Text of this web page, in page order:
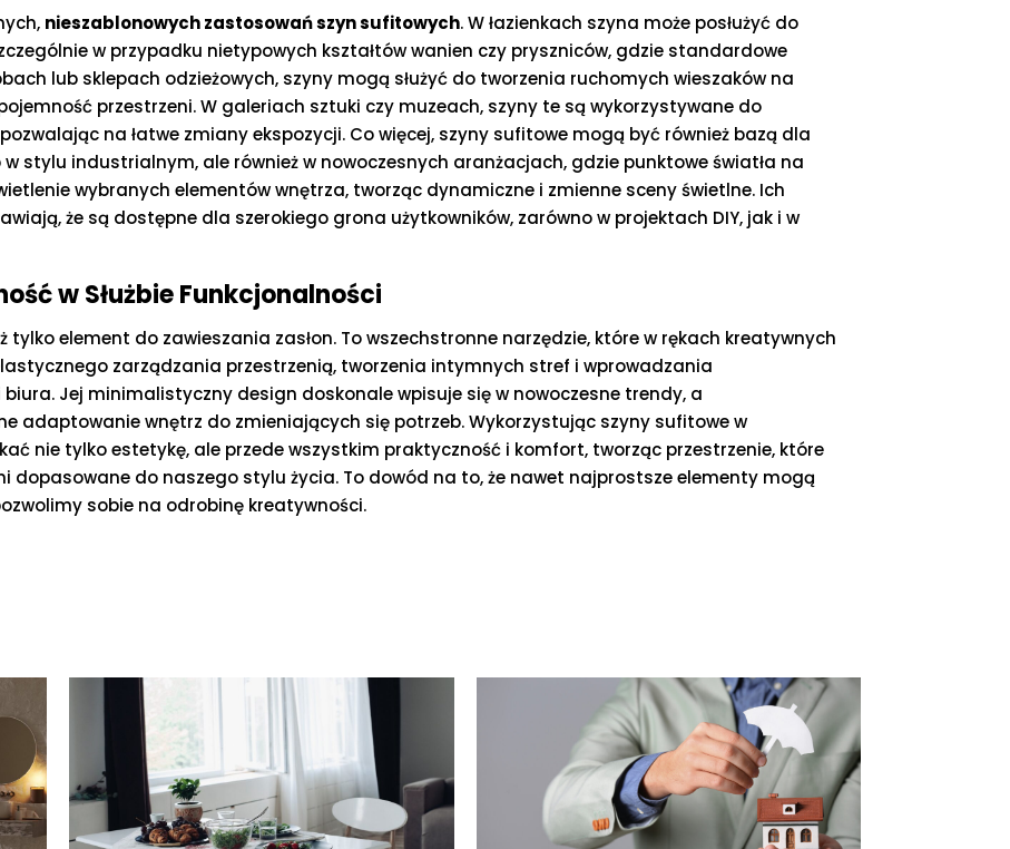
nieszablonowych zastosowań szyn sufitowych. W łazienkach szyna może posłużyć do
w przypadku nietypowych kształtów wanien czy pryszniców, gdzie standardowe
lub sklepach odzieżowych, szyny mogą służyć do tworzenia ruchomych wieszaków na
przestrzeni. W galeriach sztuki czy muzeach, szyny te są wykorzystywane do
na łatwe zmiany ekspozycji. Co więcej, szyny sufitowe mogą być również bazą dla
stylu industrialnym, ale również w nowoczesnych aranżacjach, gdzie punktowe światła na
wybranych elementów wnętrza, tworząc dynamiczne i zmienne sceny świetlne. Ich
że są dostępne dla szerokiego grona użytkowników, zarówno w projektach DIY, jak i w
w Służbie Funkcjonalności
tylko element do zawieszania zasłon. To wszechstronne narzędzie, które w rękach kreatywnych
zarządzania przestrzenią, tworzenia intymnych stref i wprowadzania
Jej minimalistyczny design doskonale wpisuje się w nowoczesne trendy, a
adaptowanie wnętrz do zmieniających się potrzeb. Wykorzystując szyny sufitowe w
nie tylko estetykę, ale przede wszystkim praktyczność i komfort, tworząc przestrzenie, które
dopasowane do naszego stylu życia. To dowód na to, że nawet najprostsze elementy mogą
sobie na odrobinę kreatywności.